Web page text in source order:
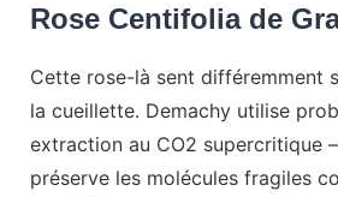
Rose Centifolia de
Cette rose-là sent différemment
la cueillette. Demachy utilise
extraction au CO2 supercritique
préserve les molécules fragiles